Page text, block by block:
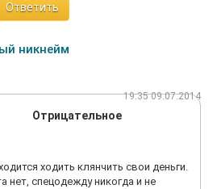
Ответить
никнейм
19:35 09.07.2014
Отрицательное
ходить клянчить свои деньги.
нет, спецодежду никогда и не